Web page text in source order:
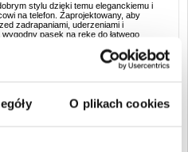
O plikach cookies
stylu dzięki temu eleganckiemu i
na telefon. Zaprojektowany, aby
zadrapaniami, uderzeniami i
pasek na rękę do łatwego
Samsung Galaxy A56.
zapewnia długotrwałą ochronę
obsługi i przenoszenia